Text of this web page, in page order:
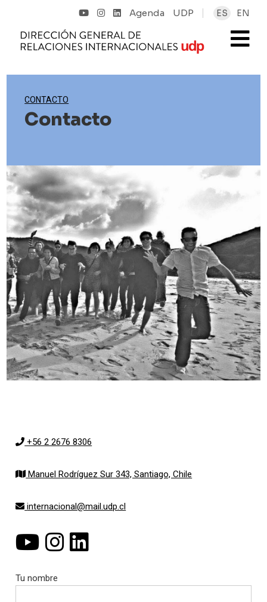
Agenda UDP ES EN
CONTACTO
Contacto
+56 2 2676 8306
Manuel Rodríguez Sur 343, Santiago, Chile
internacional@mail.udp.cl
Tu nombre